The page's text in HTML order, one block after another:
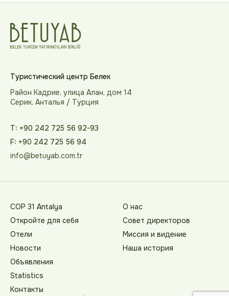
Туристический центр Белек
Район Кадрие, улица Алан, дом 14
Серик, Анталья / Турция
T: +90 242 725 56 92-93
F: +90 242 725 56 94
info@betuyab.com.tr
COP 31 Antalya
Откройте для себя
Отели
Новости
Объявления
Statistics
Контакты
О нас
Совет директоров
Миссия и видение
Наша история